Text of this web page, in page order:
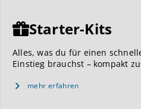
Starter-Kits
Alles, was du für einen
Einstieg brauchst – kompakt
mehr erfahren